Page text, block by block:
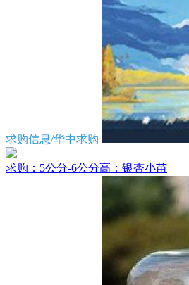
求购信息/华中求购
求购：5公分-6公分高：银杏小苗